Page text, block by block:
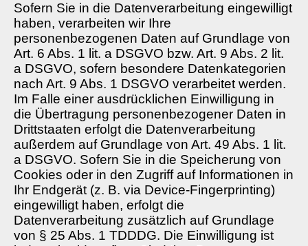
Sofern Sie in die Datenverarbeitung eingewilligt
haben, verarbeiten wir Ihre
personenbezogenen Daten auf Grundlage von
Art. 6 Abs. 1 lit. a DSGVO bzw. Art. 9 Abs. 2 lit.
a DSGVO, sofern besondere Datenkategorien
nach Art. 9 Abs. 1 DSGVO verarbeitet werden.
Im Falle einer ausdrücklichen Einwilligung in
die Übertragung personenbezogener Daten in
Drittstaaten erfolgt die Datenverarbeitung
außerdem auf Grundlage von Art. 49 Abs. 1 lit.
a DSGVO. Sofern Sie in die Speicherung von
Cookies oder in den Zugriff auf Informationen in
Ihr Endgerät (z. B. via Device-Fingerprinting)
eingewilligt haben, erfolgt die
Datenverarbeitung zusätzlich auf Grundlage
von § 25 Abs. 1 TDDDG. Die Einwilligung ist